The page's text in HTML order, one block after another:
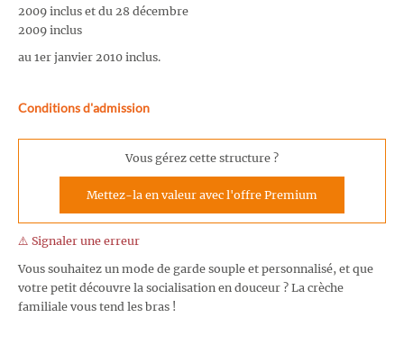
2009 inclus et du 28 décembre
2009 inclus
au 1er janvier 2010 inclus.
Conditions d'admission
Vous gérez cette structure ?
Mettez-la en valeur avec l'offre Premium
⚠️ Signaler une erreur
Vous souhaitez un mode de garde souple et personnalisé, et que
votre petit découvre la socialisation en douceur ? La crèche
familiale vous tend les bras !